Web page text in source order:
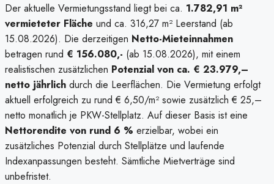
Der aktuelle Vermietungsstand liegt bei ca. 1.782,91 m²
vermieteter Fläche und ca. 316,27 m² Leerstand (ab
15.08.2026). Die derzeitigen Netto-Mieteinnahmen
betragen rund € 156.080,- (ab 15.08.2026), mit einem
realistischen zusätzlichen Potenzial von ca. € 23.979,–
netto jährlich durch die Leerflächen. Die Vermietung erfolgt
aktuell erfolgreich zu rund € 6,50/m² sowie zusätzlich € 25,–
netto monatlich je PKW-Stellplatz. Auf dieser Basis ist eine
Nettorendite von rund 6 % erzielbar, wobei ein
zusätzliches Potenzial durch Stellplätze und laufende
Indexanpassungen besteht. Sämtliche Mietverträge sind
unbefristet.